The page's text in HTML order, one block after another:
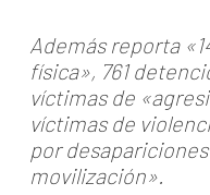
Además reporta
física», 761
víctimas de
víctimas de
por
movilización».